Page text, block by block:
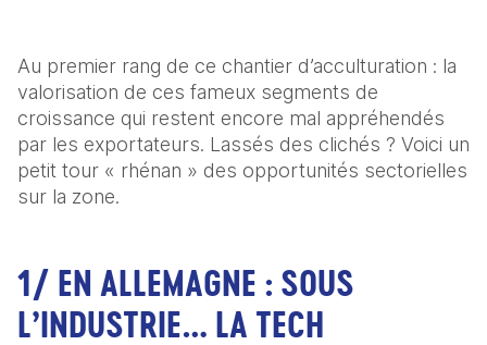
Au premier rang de ce chantier d’acculturation : la
valorisation de ces fameux segments de
croissance qui restent encore mal appréhendés
par les exportateurs. Lassés des clichés ? Voici un
petit tour « rhénan » des opportunités sectorielles
sur la zone.
1/ EN ALLEMAGNE : SOUS
L’INDUSTRIE… LA TECH